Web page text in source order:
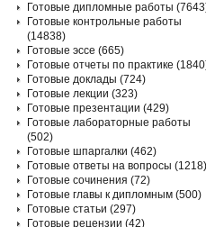
Готовые дипломные работы
Готовые контрольные работы
(14838)
Готовые эссе (665)
Готовые отчеты по практике
Готовые доклады (724)
Готовые лекции (323)
Готовые презентации (429)
Готовые лабораторные работы
(502)
Готовые шпаргалки (462)
Готовые ответы на вопросы (1218)
Готовые сочинения (72)
Готовые главы к дипломным (500)
Готовые статьи (297)
Готовые рецензии (42)